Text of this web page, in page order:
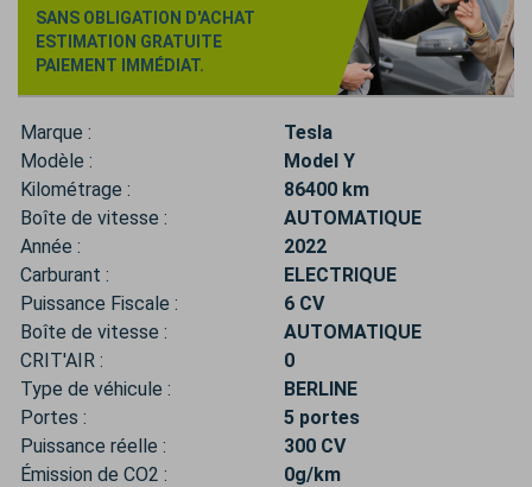
SANS OBLIGATION D'ACHAT
ESTIMATION GRATUITE
PAIEMENT IMMÉDIAT.
Marque :
Tesla
Modèle :
Model Y
Kilométrage :
86400 km
Boîte de vitesse :
AUTOMATIQUE
Année :
2022
Carburant :
ELECTRIQUE
Puissance Fiscale :
6 CV
Boîte de vitesse :
AUTOMATIQUE
CRIT'AIR :
0
Type de véhicule :
BERLINE
Portes :
5 portes
Puissance réelle :
300 CV
Émission de CO2 :
0g/km